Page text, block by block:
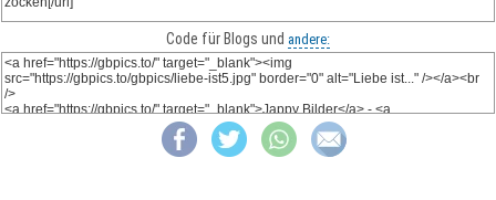
Code für Blogs und andere: